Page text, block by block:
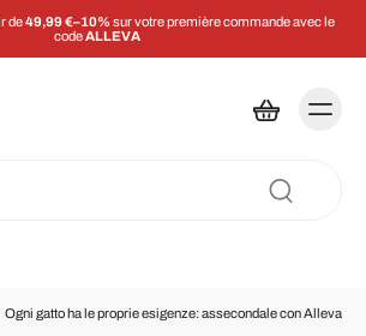
de49,99 €–10% sur votre première commande avec le
codeALLEVA
Ogni gatto ha le proprie esigenze: assecondale con Alleva